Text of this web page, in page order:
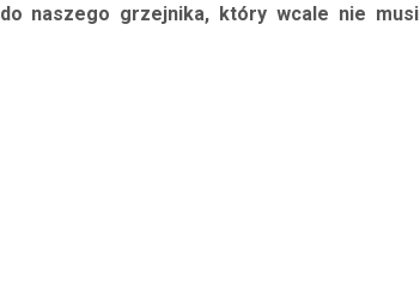
naszego grzejnika, który wcale nie musi